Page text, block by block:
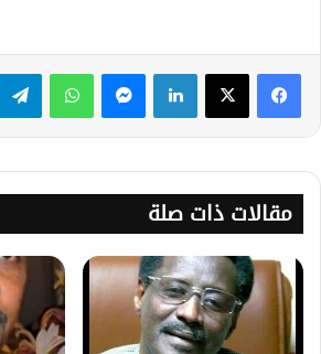
لينكدإن ماسنجر واتساب
مقالات ذات صلة